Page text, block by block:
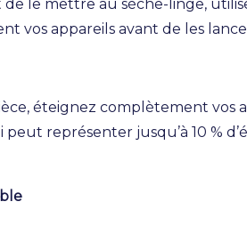
de le mettre au sèche-linge,
vos appareils avant de les
éteignez complètement vos
représenter jusqu’à 10 %